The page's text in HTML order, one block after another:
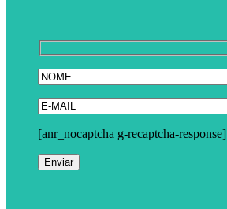
[anr_nocaptcha g-recaptcha-response]